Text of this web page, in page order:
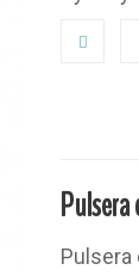
Pulsera
Pulsera